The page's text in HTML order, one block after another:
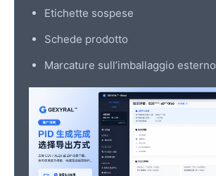
Etichette sospese
Schede prodotto
Marcature sull’imballaggio esterno